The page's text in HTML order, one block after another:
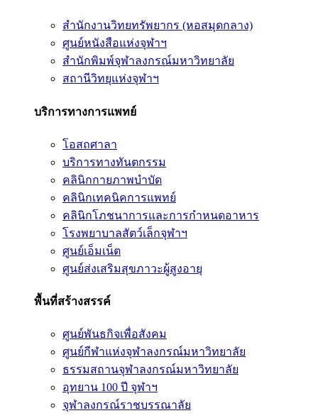
สำนักงานวิทยทรัพยากร (หอสมุดกลาง)
ศูนย์หนังสือแห่งจุฬาฯ
สำนักพิมพ์จุฬาลงกรณ์มหาวิทยาลัย
สถานีวิทยุแห่งจุฬาฯ
บริการทางการแพทย์
โอสถศาลา
บริการทางทันตกรรม
คลินิกกายภาพบำบัด
คลินิกเทคนิคการแพทย์
คลินิกโภชนาการและการกำหนดอาหาร
โรงพยาบาลสัตว์เล็กจุฬาฯ
ศูนย์เอ็มเน็ต
ศูนย์ส่งเสริมสุขภาวะผู้สูงอายุ
พื้นที่สร้างสรรค์
ศูนย์พันธกิจเพื่อสังคม
ศูนย์กีฬาแห่งจุฬาลงกรณ์มหาวิทยาลัย
ธรรมสถานจุฬาลงกรณ์มหาวิทยาลัย
อุทยาน 100 ปี จุฬาฯ
จุฬาลงกรณ์ราชบรรณาลัย